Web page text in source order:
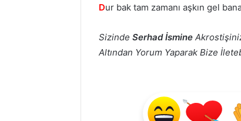
Dur bak tam zamanı aşkın gel
Sizinde Serhad İsmine
Altından Yorum Yaparak Bize